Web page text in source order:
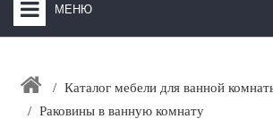
МЕНЮ
ЗАКАЗАТЬ РАСЧЕТ КУХНИ CAPRIGO
Каталог мебели для ванной
Раковины в ванную комнату